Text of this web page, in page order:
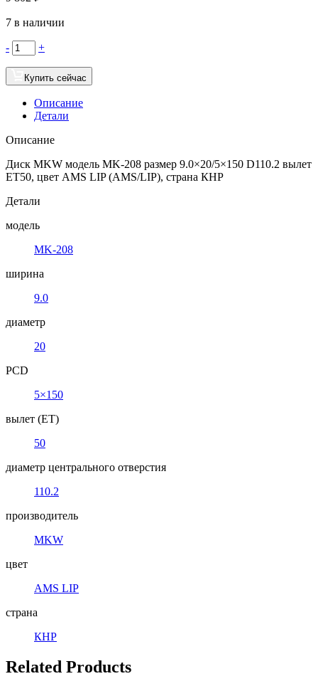
7 в наличии
- +
Купить сейчас
Описание
Детали
Описание
Диск MKW модель MK-208 размер 9.0×20/5×150 D110.2 вылет
ET50, цвет AMS LIP (AMS/LIP), страна КНР
Детали
модель
MK-208
ширина
9.0
диаметр
20
PCD
5×150
вылет (ET)
50
диаметр центрального отверстия
110.2
производитель
MKW
цвет
AMS LIP
страна
КНР
Related Products